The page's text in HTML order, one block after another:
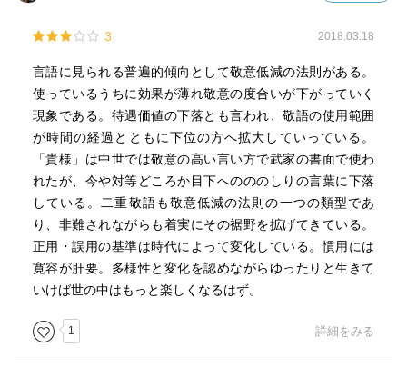
3 2018.03.18
言語に見られる普遍的傾向として敬意低減の法則がある。
使っているうちに効果が薄れ敬意の度合いが下がっていく
現象である。待遇価値の下落とも言われ、敬語の使用範囲
が時間の経過とともに下位の方へ拡大していっている。
「貴様」は中世では敬意の高い言い方で武家の書面で使わ
れたが、今や対等どころか目下へのののしりの言葉に下落
している。二重敬語も敬意低減の法則の一つの類型であ
り、非難されながらも着実にその裾野を拡げてきている。
正用・誤用の基準は時代によって変化している。慣用には
寛容が肝要。多様性と変化を認めながらゆったりと生きて
いけば世の中はもっと楽しくなるはず。
1 詳細をみる